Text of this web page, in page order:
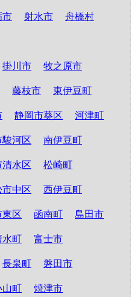
市 射水市 舟橋村
掛川市 牧之原市
藤枝市 東伊豆町
静岡市葵区 河津町
河区 南伊豆町
水区 松崎町
市中区 西伊豆町
東区 函南町 島田市
水町 富士市
長泉町 磐田市
山町 焼津市